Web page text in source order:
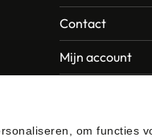
om functies
Contact
Mijn account